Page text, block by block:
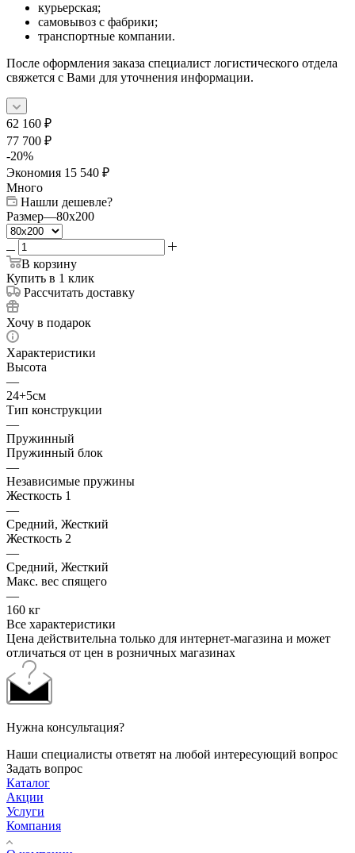
курьерская;
самовывоз с фабрики;
транспортные компании.
После оформления заказа специалист логистического отдела
свяжется с Вами для уточнения информации.
62 160 ₽
77 700 ₽
-20%
Экономия 15 540 ₽
Много
Нашли дешевле?
Размер—80x200
В корзину
Купить в 1 клик
Рассчитать доставку
Хочу в подарок
Характеристики
Высота
—
24+5см
Тип конструкции
—
Пружинный
Пружинный блок
—
Независимые пружины
Жесткость 1
—
Средний, Жесткий
Жесткость 2
—
Средний, Жесткий
Макс. вес спящего
—
160 кг
Все характеристики
Цена действительна только для интернет-магазина и может
отличаться от цен в розничных магазинах
Нужна консультация?
Наши специалисты ответят на любой интересующий вопрос
Задать вопрос
Каталог
Акции
Услуги
Компания